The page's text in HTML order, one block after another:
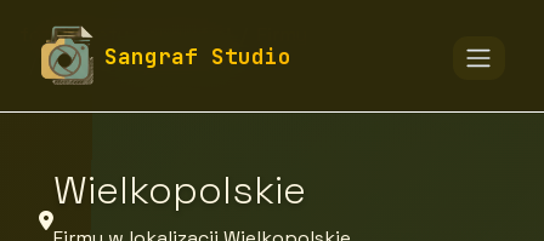
Sangraf Studio
fototapety-sangraf.pl
Firmy z województwa
Wielkopolskie